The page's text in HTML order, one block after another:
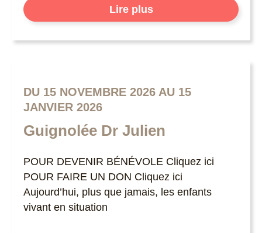
Lire plus
DU 15 NOVEMBRE 2026 AU 15
JANVIER 2026
Guignolée Dr Julien
POUR DEVENIR BÉNÉVOLE Cliquez ici
POUR FAIRE UN DON Cliquez ici
Aujourd’hui, plus que jamais, les enfants
vivant en situation